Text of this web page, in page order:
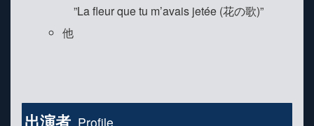
”La fleur que tu m’avais jetée (花の歌)”
他
出演者 Profile